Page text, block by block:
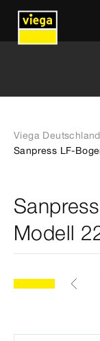
Viega Deutschland
Sanpress LF-
Modell
Artikel